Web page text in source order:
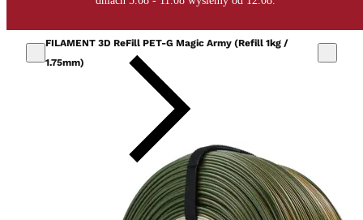
FILAMENT 3D ReFill PET-G Magic Army (Refill 1kg /
1.75mm)